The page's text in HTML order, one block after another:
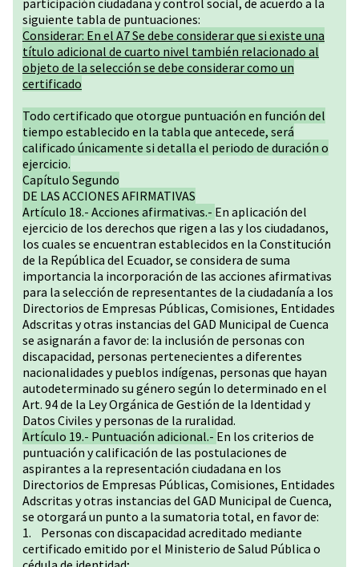
participación ciudadana y control social, de acuerdo a la
siguiente tabla de puntuaciones:
Considerar: En el A7 Se debe considerar que si existe una
título adicional de cuarto nivel también relacionado al
objeto de la selección se debe considerar como un
certificado
Todo certificado que otorgue puntuación en función del
tiempo establecido en la tabla que antecede, será
calificado únicamente si detalla el periodo de duración o
ejercicio.
Capítulo Segundo
DE LAS ACCIONES AFIRMATIVAS
Artículo 18.- Acciones afirmativas.- En aplicación del
ejercicio de los derechos que rigen a las y los ciudadanos,
los cuales se encuentran establecidos en la Constitución
de la República del Ecuador, se considera de suma
importancia la incorporación de las acciones afirmativas
para la selección de representantes de la ciudadanía a los
Directorios de Empresas Públicas, Comisiones, Entidades
Adscritas y otras instancias del GAD Municipal de Cuenca
se asignarán a favor de: la inclusión de personas con
discapacidad, personas pertenecientes a diferentes
nacionalidades y pueblos indígenas, personas que hayan
autodeterminado su género según lo determinado en el
Art. 94 de la Ley Orgánica de Gestión de la Identidad y
Datos Civiles y personas de la ruralidad.
Artículo 19.- Puntuación adicional.- En los criterios de
puntuación y calificación de las postulaciones de
aspirantes a la representación ciudadana en los
Directorios de Empresas Públicas, Comisiones, Entidades
Adscritas y otras instancias del GAD Municipal de Cuenca,
se otorgará un punto a la sumatoria total, en favor de:
1. Personas con discapacidad acreditado mediante
certificado emitido por el Ministerio de Salud Pública o